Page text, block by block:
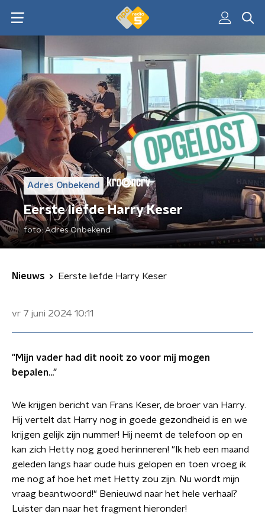
Adres Onbekend
Eerste liefde Harry Keser
foto:Adres Onbekend
Nieuws Eerste liefde Harry Keser
vr 7 juni 2024 10:11
"Mijn vader had dit nooit zo voor mij mogen
bepalen..."
We krijgen bericht van Frans Keser, de broer van Harry.
Hij vertelt dat Harry nog in goede gezondheid is en we
krijgen gelijk zijn nummer! Hij neemt de telefoon op en
kan zich Hetty nog goed herinneren! "Ik heb een maand
geleden langs haar oude huis gelopen en toen vroeg ik
me nog af hoe het met Hetty zou zijn. Nu wordt mijn
vraag beantwoord!" Benieuwd naar het hele verhaal?
Luister dan naar het fragment hieronder!